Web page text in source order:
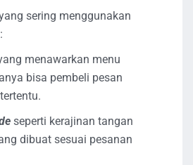
sering menggunakan
menawarkan menu
bisa pembeli pesan
seperti kerajinan tangan
dibuat sesuai pesanan